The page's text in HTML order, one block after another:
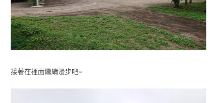
接著在裡面繼續漫步吧~